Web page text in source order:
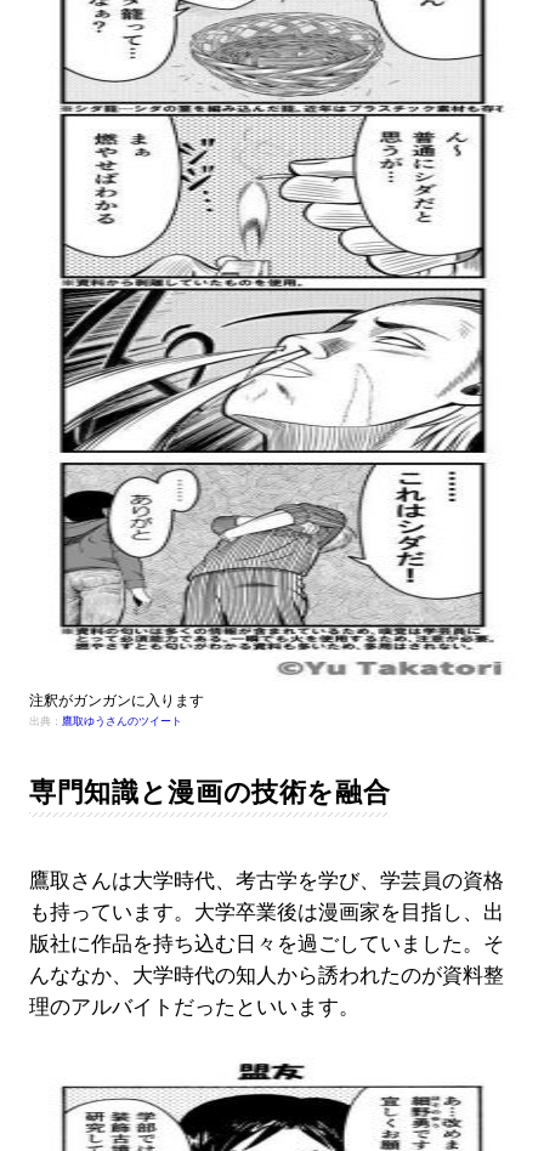
注釈がガンガンに入ります
出典： 鷹取ゆうさんのツイート
専門知識と漫画の技術を融合
鷹取さんは大学時代、考古学を学び、学芸員の資格
も持っています。大学卒業後は漫画家を目指し、出
版社に作品を持ち込む日々を過ごしていました。そ
んななか、大学時代の知人から誘われたのが資料整
理のアルバイトだったといいます。